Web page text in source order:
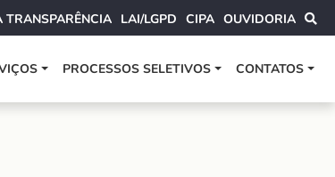
TRANSPARÊNCIA LAI/LGPD CIPA OUVIDORIA
PROCESSOS SELETIVOS CONTATOS